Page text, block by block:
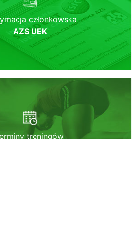
członkowska
AZS UEK
treningów